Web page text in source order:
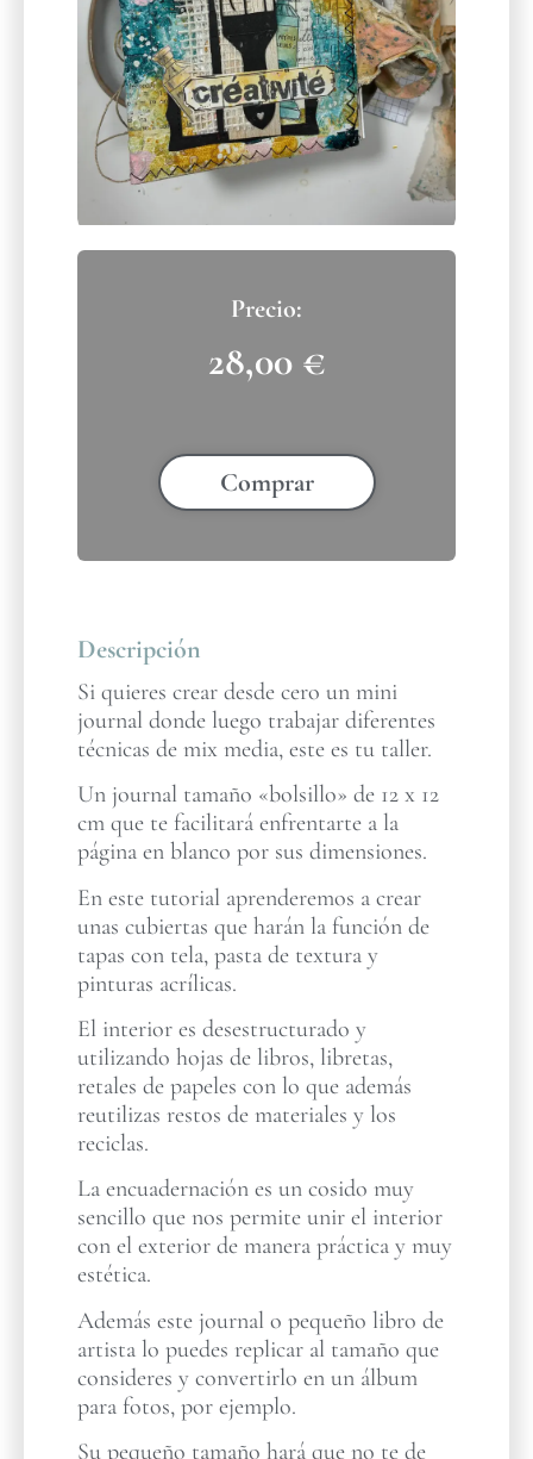
28,00 €
Comprar
Descripción
Si quieres crear desde cero un mini
journal donde luego trabajar diferentes
técnicas de mix media, este es tu taller.
Un journal tamaño «bolsillo» de 12 x 12
cm que te facilitará enfrentarte a la
página en blanco por sus dimensiones.
En este tutorial aprenderemos a crear
unas cubiertas que harán la función de
tapas con tela, pasta de textura y
pinturas acrílicas.
El interior es desestructurado y
utilizando hojas de libros, libretas,
retales de papeles con lo que además
reutilizas restos de materiales y los
reciclas.
La encuadernación es un cosido muy
sencillo que nos permite unir el interior
con el exterior de manera práctica y muy
estética.
Además este journal o pequeño libro de
artista lo puedes replicar al tamaño que
consideres y convertirlo en un álbum
para fotos, por ejemplo.
Su pequeño tamaño hará que no te de